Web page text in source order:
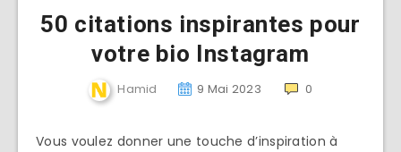
50 citations inspirantes pour
votre bio Instagram
Hamid 9 Mai 2023 0
Vous voulez donner une touche d’inspiration à